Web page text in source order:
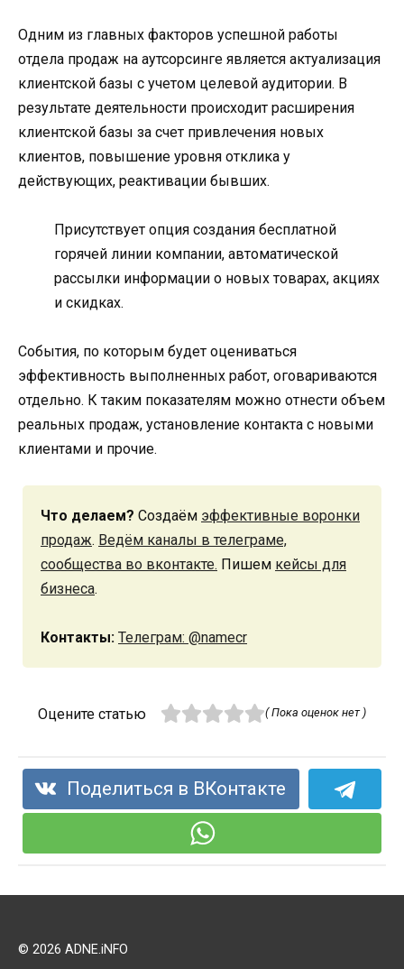
Одним из главных факторов успешной работы
отдела продаж на аутсорсинге является актуализация
клиентской базы с учетом целевой аудитории. В
результате деятельности происходит расширения
клиентской базы за счет привлечения новых
клиентов, повышение уровня отклика у
действующих, реактивации бывших.
Присутствует опция создания бесплатной
горячей линии компании, автоматической
рассылки информации о новых товарах, акциях
и скидках.
События, по которым будет оцениваться
эффективность выполненных работ, оговариваются
отдельно. К таким показателям можно отнести объем
реальных продаж, установление контакта с новыми
клиентами и прочие.
Что делаем? Создаём эффективные воронки
продаж. Ведём каналы в телеграме,
сообщества во вконтакте. Пишем кейсы для
бизнеса.
Контакты: Телеграм: @namecr
Оцените статью ( Пока оценок нет )
Поделиться в ВКонтакте
© 2026 ADNE.iNFO